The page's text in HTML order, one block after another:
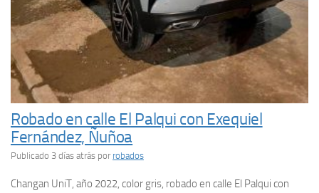
Robado en calle El Palqui con Exequiel
Fernández, Ñuñoa
Publicado 3 días atrás por robados
Changan UniT, año 2022, color gris, robado en calle El Palqui con